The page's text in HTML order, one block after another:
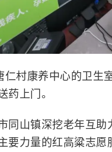
仁村康养中心的卫生
药上门。
同山镇深挖老年互助
要力量的红高粱志